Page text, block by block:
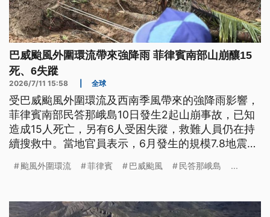
巴威颱風外圍環流帶來強降雨 菲律賓南部山崩釀15
死、6失蹤
2026/7/11 15:58 全球
受巴威颱風外圍環流及西南季風帶來的強降雨影響，
菲律賓南部民答那峨島10日發生2起山崩事故，已知
造成15人死亡，另有6人受困失蹤，救難人員仍在持
續搜救中。當地官員表示，6月發生的規模7.8地震，
颱風外圍環流 菲律賓 巴威颱風 民答那峨島 ...